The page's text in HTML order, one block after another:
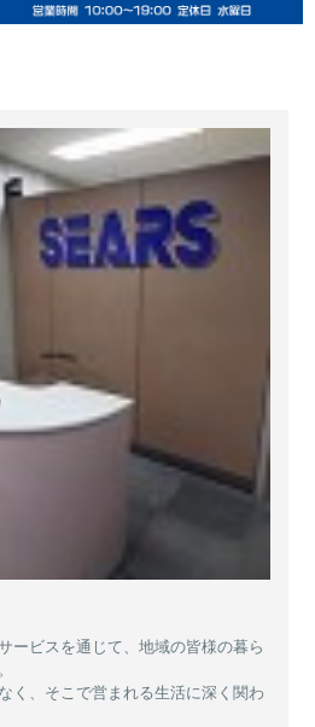
ービスを通じて、地域の皆様の暮ら
く、そこで営まれる生活に深く関わ